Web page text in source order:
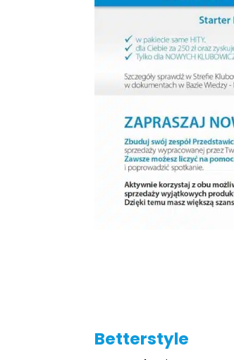
Betterstyle